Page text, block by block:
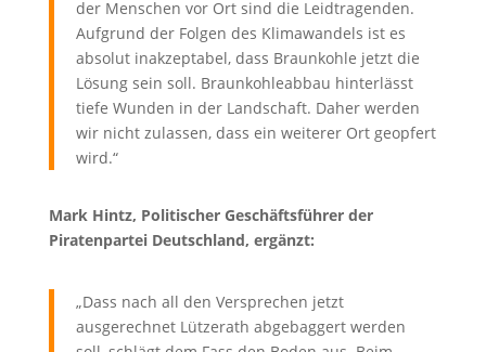
der Menschen vor Ort sind die Leidtragenden.
Aufgrund der Folgen des Klimawandels ist es
absolut inakzeptabel, dass Braunkohle jetzt die
Lösung sein soll. Braunkohleabbau hinterlässt
tiefe Wunden in der Landschaft. Daher werden
wir nicht zulassen, dass ein weiterer Ort geopfert
wird.“
Mark Hintz, Politischer Geschäftsführer der
Piratenpartei Deutschland, ergänzt:
„Dass nach all den Versprechen jetzt
ausgerechnet Lützerath abgebaggert werden